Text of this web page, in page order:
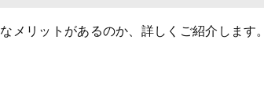
メリットがあるのか、詳しくご紹介します。